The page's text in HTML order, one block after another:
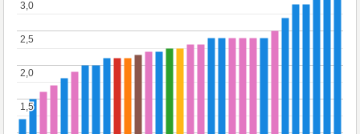
1,5
1,5
2,0
2,0
2,5
2,5
3,0
3,0